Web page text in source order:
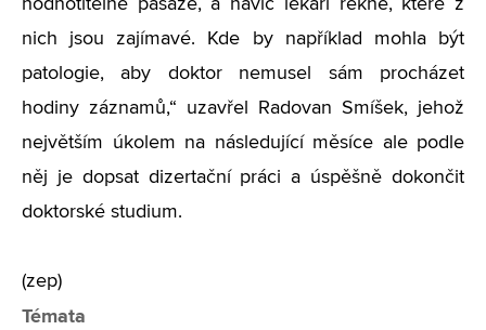
hodnotitelné pasáže, a navíc lékaři řekne, které z
nich jsou zajímavé. Kde by například mohla být
patologie, aby doktor nemusel sám procházet
hodiny záznamů,“ uzavřel Radovan Smíšek, jehož
největším úkolem na následující měsíce ale podle
něj je dopsat dizertační práci a úspěšně dokončit
doktorské studium.
(zep)
Témata